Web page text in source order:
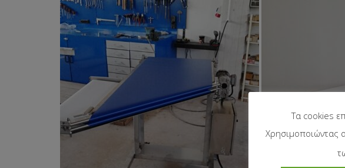
Τα cookies
Χρησιμοποιώντας